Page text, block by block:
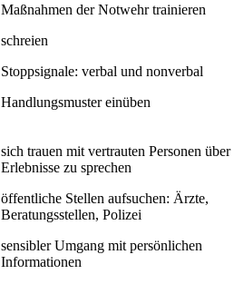
Maßnahmen der Notwehr trainieren
schreien
Stoppsignale: verbal und nonverbal
Handlungsmuster einüben
sich trauen mit vertrauten Personen über
Erlebnisse zu sprechen
öffentliche Stellen aufsuchen: Ärzte,
Beratungsstellen, Polizei
sensibler Umgang mit persönlichen
Informationen